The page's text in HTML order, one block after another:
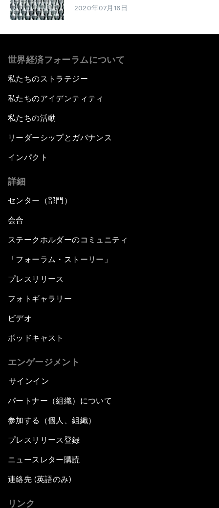
2020年07月16日
世界経済フォーラムについて
私たちのストラテジー
私たちのアイデンティティ
私たちの活動
リーダーシップとガバナンス
インパクト
詳細
センター（部門）
会合
ステークホルダーのコミュニティ
「フォーラム・ストーリー」
プレスリリース
フォトギャラリー
ビデオ
ポッドキャスト
エンゲージメント
サインイン
パートナー（組織）について
参加する（個人、組織）
プレスリリース登録
ニュースレター購読
連絡先 (英語のみ)
リンク